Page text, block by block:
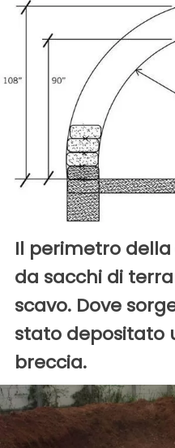
Il perimetro
da sacchi di
scavo. Dove
stato depositato
breccia.